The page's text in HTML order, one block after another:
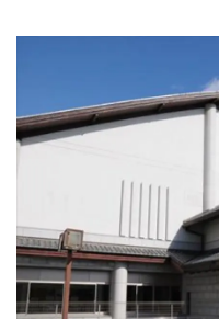
われている。現在...